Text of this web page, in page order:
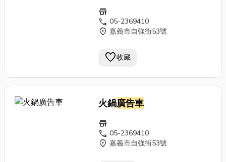
store
call 05-2369410
location_on 嘉義市自強街53號
favorite收藏
火鍋廣告車
store
call 05-2369410
location_on 嘉義市自強街53號